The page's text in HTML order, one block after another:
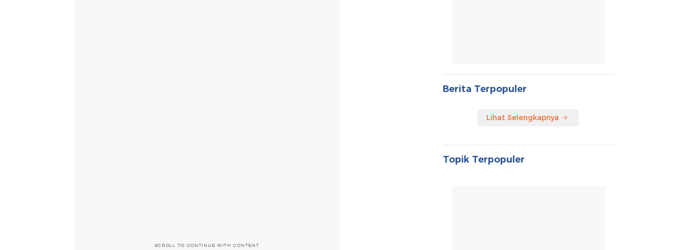
SCROLL TO CONTINUE WITH CONTENT
Berita Terpopuler
Lihat Selengkapnya
Topik Terpopuler